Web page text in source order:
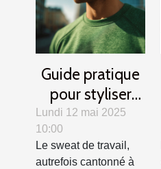
Guide pratique
pour styliser
votre sweat de
travail en toutes
saisons
Lundi 12 mai 2025
10:00
Le sweat de travail,
autrefois cantonné à